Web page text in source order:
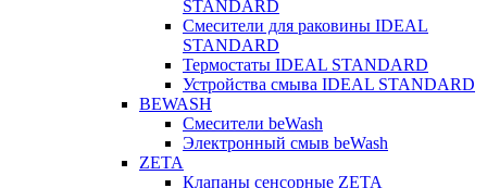
STANDARD
Смесители для раковины IDEAL
STANDARD
Термостаты IDEAL STANDARD
Устройства смыва IDEAL STANDARD
BEWASH
Смесители beWash
Электронный смыв beWash
ZETA
Клапаны сенсорные ZETA